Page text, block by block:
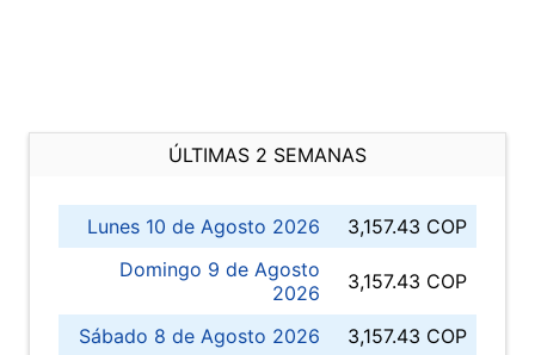
ÚLTIMAS 2 SEMANAS
Lunes 10 de Agosto 2026
3,157.43 COP
Domingo 9 de Agosto
2026
3,157.43 COP
Sábado 8 de Agosto 2026
3,157.43 COP